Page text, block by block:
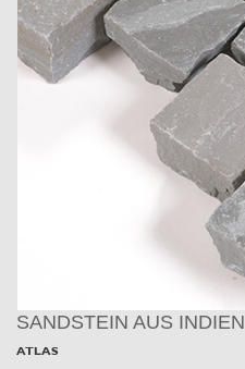
SANDSTEIN AUS INDIEN
ATLAS